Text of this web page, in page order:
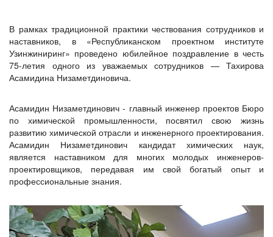
В рамках традиционной практики чествования сотрудников и
наставников, в «Республиканском проектном институте
Узинжиниринг» проведено юбилейное поздравление в честь
75-летия одного из уважаемых сотрудников — Тахирова
Асамидина Низаметдиновича.
Асамидин Низаметдинович - главный инженер проектов Бюро
по химической промышленности, посвятил свою жизнь
развитию химической отрасли и инженерного проектирования.
Асамидин Низаметдинович кандидат химических наук,
является наставником для многих молодых инженеров-
проектировщиков, передавая им свой богатый опыт и
профессиональные знания.